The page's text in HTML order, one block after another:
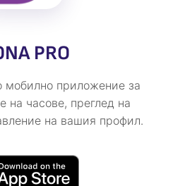
PRO
мобилно приложение за
на часове, преглед на
на вашия профил.